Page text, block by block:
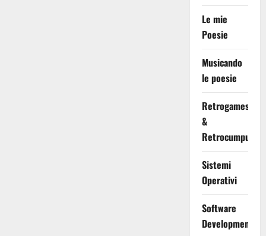
Le mie
Poesie
Musicando
le poesie
Retrogames
&
Retrocumputing
Sistemi
Operativi
Software
Development